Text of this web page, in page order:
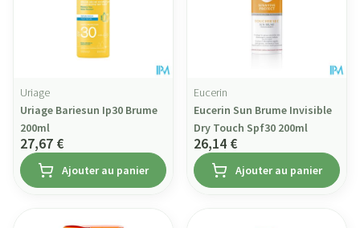
Uriage
Uriage Bariesun Ip30 Brume
200ml
27,67 €
Ajouter au panier
Eucerin
Eucerin Sun Brume Invisible
Dry Touch Spf30 200ml
26,14 €
Ajouter au panier